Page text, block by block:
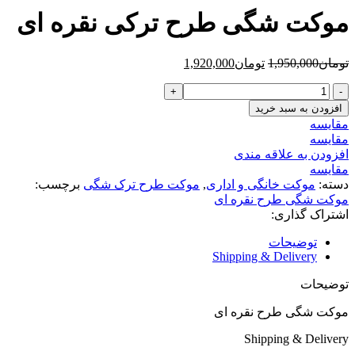
تومان1,950,000
بود.
است.
موکت شگی طرح ترکی نقره ای
تومان1,950,000 قیمت
بود.
تومان1,920,000
موکت
شگی
طرح
نقره
ای
عدد
افزودن به سبد خرید
مقایسه
مقایسه
افزودن به علاقه مندی
مقایسه
دسته: موکت خانگی و اداری, موکت طرح ترک شگی برچسب:
موکت شگی طرح نقره ای
اشتراک گذاری:
توضیحات
Shipping & Delivery
توضیحات
موکت شگی طرح نقره ای
Shipping & Delivery